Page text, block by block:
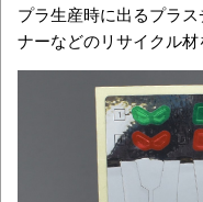
プラ生産時に出るプラ
ナーなどのリサイクル材